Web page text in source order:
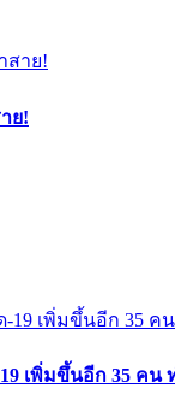
ย!
เพิ่มขึ้นอีก 35 ค